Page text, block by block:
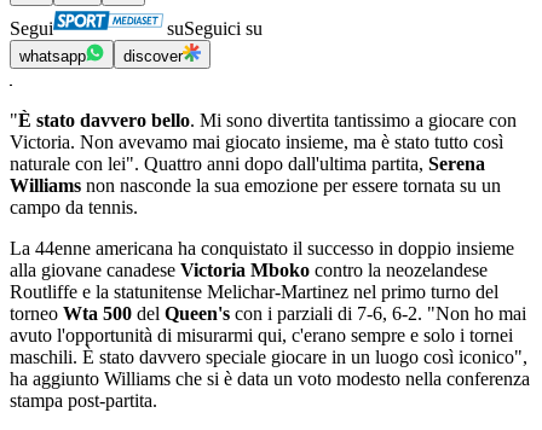
Segui suSeguici su
whatsapp discover
"È stato davvero bello. Mi sono divertita tantissimo a giocare con
Victoria. Non avevamo mai giocato insieme, ma è stato tutto così
naturale con lei". Quattro anni dopo dall'ultima partita, Serena
Williams non nasconde la sua emozione per essere tornata su un
campo da tennis.
La 44enne americana ha conquistato il successo in doppio insieme
alla giovane canadese Victoria Mboko contro la neozelandese
Routliffe e la statunitense Melichar-Martinez nel primo turno del
torneo Wta 500 del Queen's con i parziali di 7-6, 6-2. "Non ho mai
avuto l'opportunità di misurarmi qui, c'erano sempre e solo i tornei
maschili. È stato davvero speciale giocare in un luogo così iconico",
ha aggiunto Williams che si è data un voto modesto nella conferenza
stampa post-partita.